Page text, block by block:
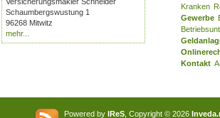
Schaumbergswustung 1
96268 Mitwitz
mehr...
Kranken
Gewerbe
Kontakt
Powered by IReS , Copyright © 2026